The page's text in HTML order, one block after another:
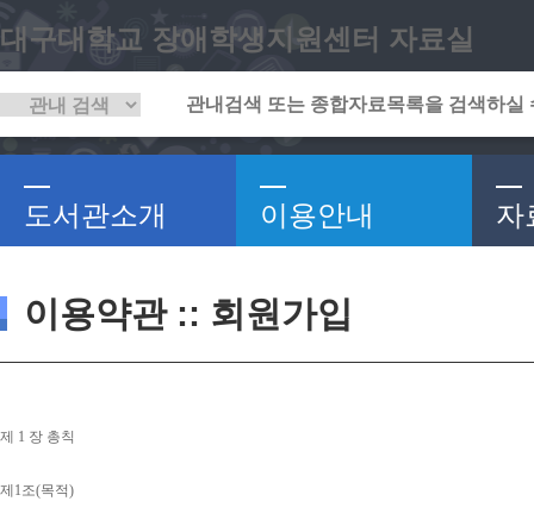
대구대학교 장애학생지원센터 자료실
도서관소개 이용안내 자
이용약관 :: 회원가입
제 1 장 총칙
제 1조(목적)